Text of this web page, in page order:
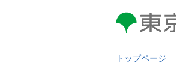
東京都 TOKYO
GOVERNMENT
トップページ